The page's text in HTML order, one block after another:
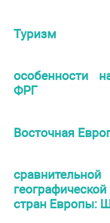
Туризм
особенности
ФРГ
Восточная
стран Европы: